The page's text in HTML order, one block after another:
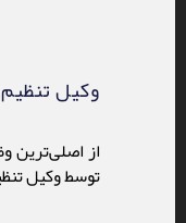
وکیل
از اصلی‌ترین
توسط وکیل